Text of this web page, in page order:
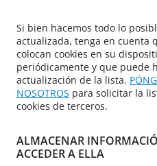
Si bien hacemos todo lo
actualizada, tenga en cuenta
colocan cookies en su
periódicamente y que puede
actualización de la lista.
NOSOTROS para solicitar la
cookies de terceros.
ALMACENAR
ACCEDER A ELLA